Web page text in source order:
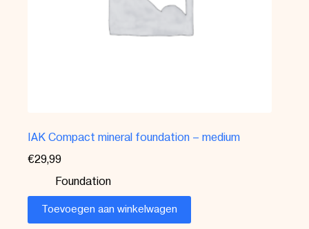
IAK Compact mineral foundation – medium
€29,99
Foundation
Toevoegen aan winkelwagen